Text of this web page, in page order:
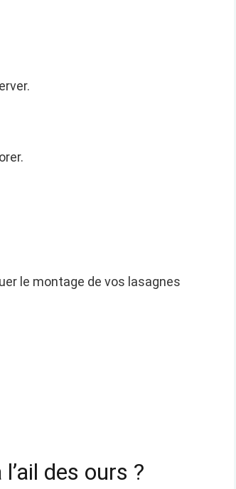
le montage de vos lasagnes
des ours ?